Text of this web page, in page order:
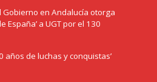
Gobierno en Andalucía otorga
España’ a UGT por el 130
años de luchas y conquistas’